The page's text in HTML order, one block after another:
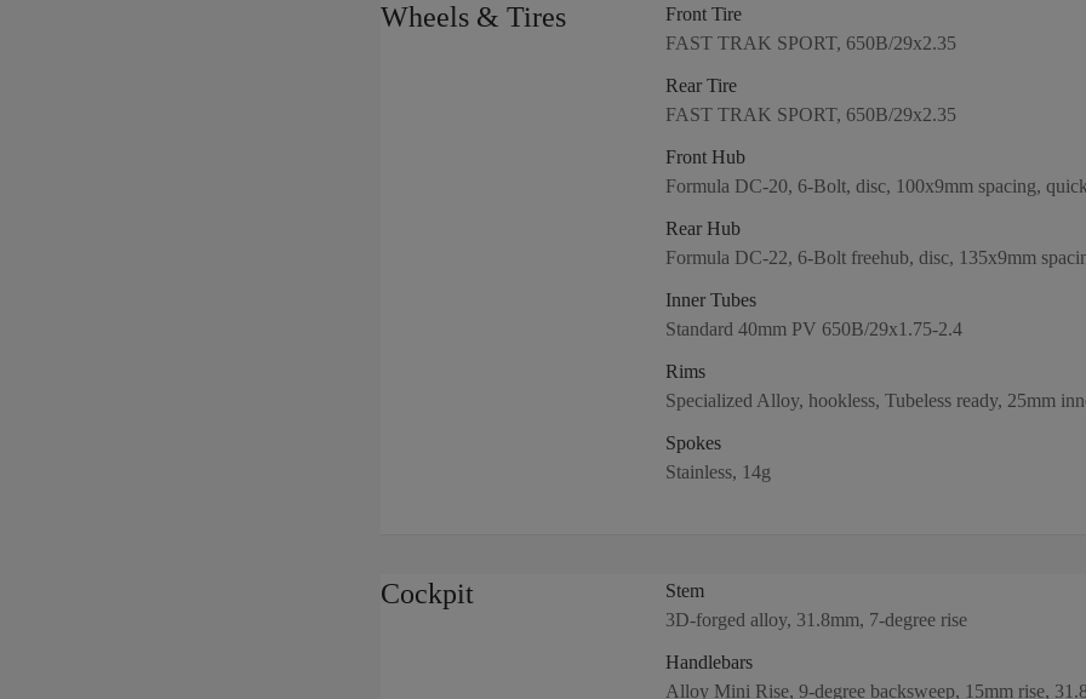
Wheels & Tires
Front Tire
FAST TRAK SPORT, 650B/29x2.35
Rear Tire
FAST TRAK SPORT, 650B/29x2.35
Front Hub
Formula DC-20, 6-Bolt, disc, 100x9mm spacing,
Rear Hub
Formula DC-22, 6-Bolt freehub, disc, 135x9mm
Inner Tubes
Standard 40mm PV 650B/29x1.75-2.4
Rims
Specialized Alloy, hookless, Tubeless ready, 25mm
Spokes
Stainless, 14g
Cockpit
Stem
3D-forged alloy, 31.8mm, 7-degree rise
Handlebars
Alloy Mini Rise, 9-degree backsweep, 15mm rise,